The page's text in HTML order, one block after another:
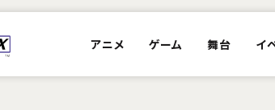
アニメ ゲーム 舞台 イ